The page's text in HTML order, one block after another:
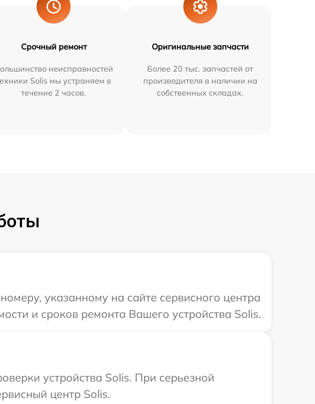
Срочный ремонт
неисправностей
Solis мы устраняем в
течение 2 часов.
Оригинальные запчасти
Более 20 тыс. запчастей от
производителя в наличии на
собственных складах.
указанному на сайте сервисного центра
и сроков ремонта Вашего устройства Solis.
устройства Solis. При серьезной
центр Solis.